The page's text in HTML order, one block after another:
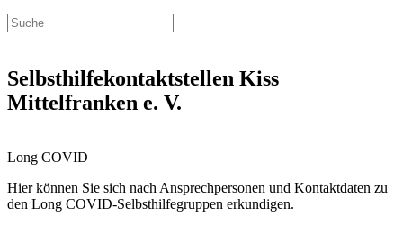
Selbsthilfekontaktstellen Kiss
Mittelfranken e. V.
Long COVID
Hier können Sie sich nach Ansprechpersonen und Kontaktdaten zu
den Long COVID-Selbsthilfegruppen erkundigen.